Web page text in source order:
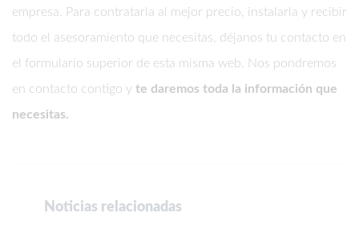
empresa. Para contratarla al mejor precio, instalarla y recibir
todo el asesoramiento que necesitas, déjanos tu contacto en
el formulario superior de esta misma web. Nos pondremos
en contacto contigo y te daremos toda la información que
necesitas.
Noticias relacionadas